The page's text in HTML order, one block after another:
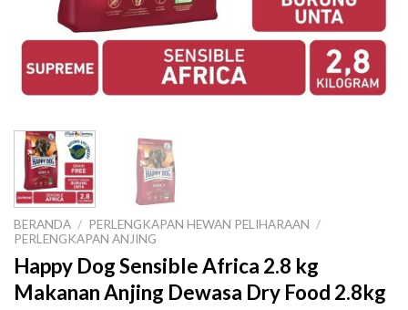
BERANDA / PERLENGKAPAN HEWAN PELIHARAAN /
PERLENGKAPAN ANJING
Happy Dog Sensible Africa 2.8 kg
Makanan Anjing Dewasa Dry Food 2.8kg